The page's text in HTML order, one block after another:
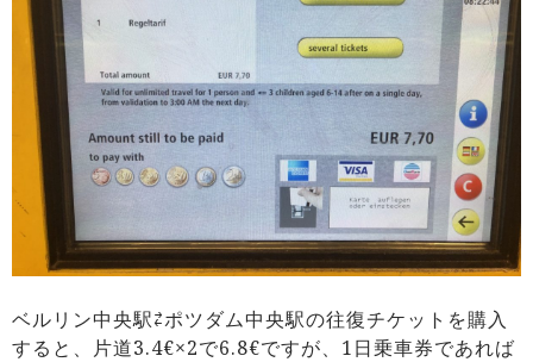
ベルリン中央駅⇄ポツダム中央駅の往復チケットを購入
すると、片道3.4€×2で6.8€ですが、1日乗車券であれば